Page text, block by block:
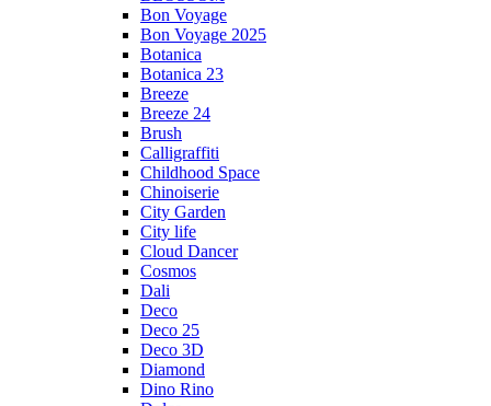
Bon Voyage
Bon Voyage 2025
Botanica
Botanica 23
Breeze
Breeze 24
Brush
Calligraffiti
Childhood Space
Chinoiserie
City Garden
City life
Cloud Dancer
Cosmos
Dali
Deco
Deco 25
Deco 3D
Diamond
Dino Rino